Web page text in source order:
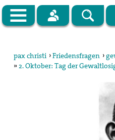
pax christi Deutsche Sektion
pax christi ›Friedensfragen ›
»2. Oktober: Tag der